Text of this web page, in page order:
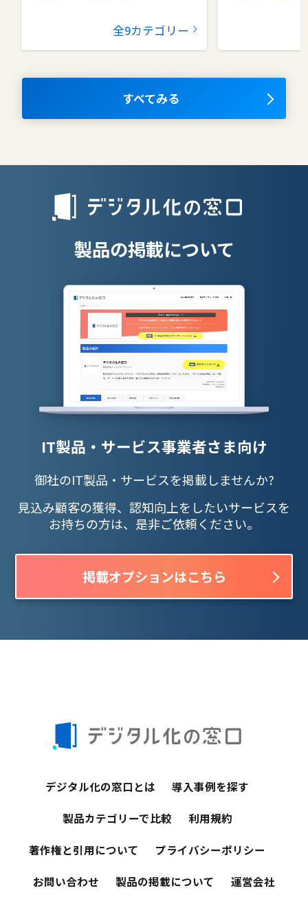
コラボレーションツール
ナレッジマネジメントツール
全9カテゴリー
タレントマ
OKRツール
授業支援シス
すべてみる
製品の掲載について
IT製品・サービス事業者さま向け
御社のIT製品・サービスを掲載しませんか?
見込み顧客の獲得、認知向上をしたいサービスを
お持ちの方は、是非ご依頼ください。
掲載オプションはこちら
デジタル化の窓口とは 導入事例を探す
製品カテゴリーで比較 利用規約
著作権と引用について プライバシーポリシー
お問い合わせ 製品の掲載について 運営会社